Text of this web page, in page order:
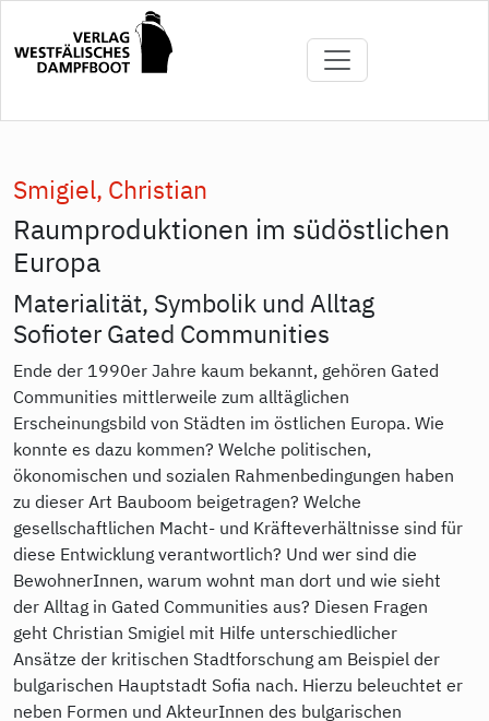
Inhalt
Smigiel, Christian
Raumproduktionen im südöstlichen
Europa
Materialität, Symbolik und Alltag
Sofioter Gated Communities
Ende der 1990er Jahre kaum bekannt, gehören Gated
Communities mittlerweile zum alltäglichen
Erscheinungsbild von Städten im östlichen Europa. Wie
konnte es dazu kommen? Welche politischen,
ökonomischen und sozialen Rahmenbedingungen haben
zu dieser Art Bauboom beigetragen? Welche
gesellschaftlichen Macht- und Kräfteverhältnisse sind für
diese Entwicklung verantwortlich? Und wer sind die
BewohnerInnen, warum wohnt man dort und wie sieht
der Alltag in Gated Communities aus? Diesen Fragen
geht Christian Smigiel mit Hilfe unterschiedlicher
Ansätze der kritischen Stadtforschung am Beispiel der
bulgarischen Hauptstadt Sofia nach. Hierzu beleuchtet er
neben Formen und AkteurInnen des bulgarischen